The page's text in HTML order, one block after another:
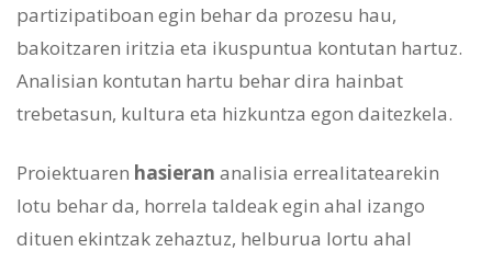
partizipatiboan egin behar da prozesu hau,
bakoitzaren iritzia eta ikuspuntua kontutan hartuz.
Analisian kontutan hartu behar dira hainbat
trebetasun, kultura eta hizkuntza egon daitezkela.
Proiektuaren hasieran analisia errealitatearekin
lotu behar da, horrela taldeak egin ahal izango
dituen ekintzak zehaztuz, helburua lortu ahal